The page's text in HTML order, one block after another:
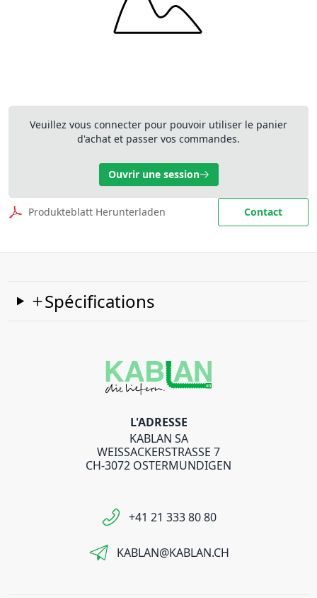
Veuillez vous connecter pour pouvoir utiliser le panier
d'achat et passer vos commandes.
Ouvrir une session
Produkteblatt Herunterladen Contact
Spécifications
L'ADRESSE
KABLAN SA
WEISSACKERSTRASSE 7
CH-3072 OSTERMUNDIGEN
+41 21 333 80 80
KABLAN@KABLAN.CH